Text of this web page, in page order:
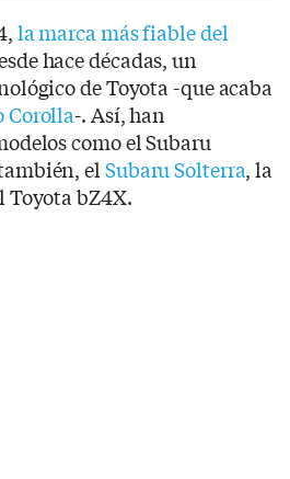
la marca más fiable del
hace décadas, un
de Toyota -que acaba
Corolla-. Así, han
como el Subaru
el Subaru Solterra, la
Toyota bZ4X.